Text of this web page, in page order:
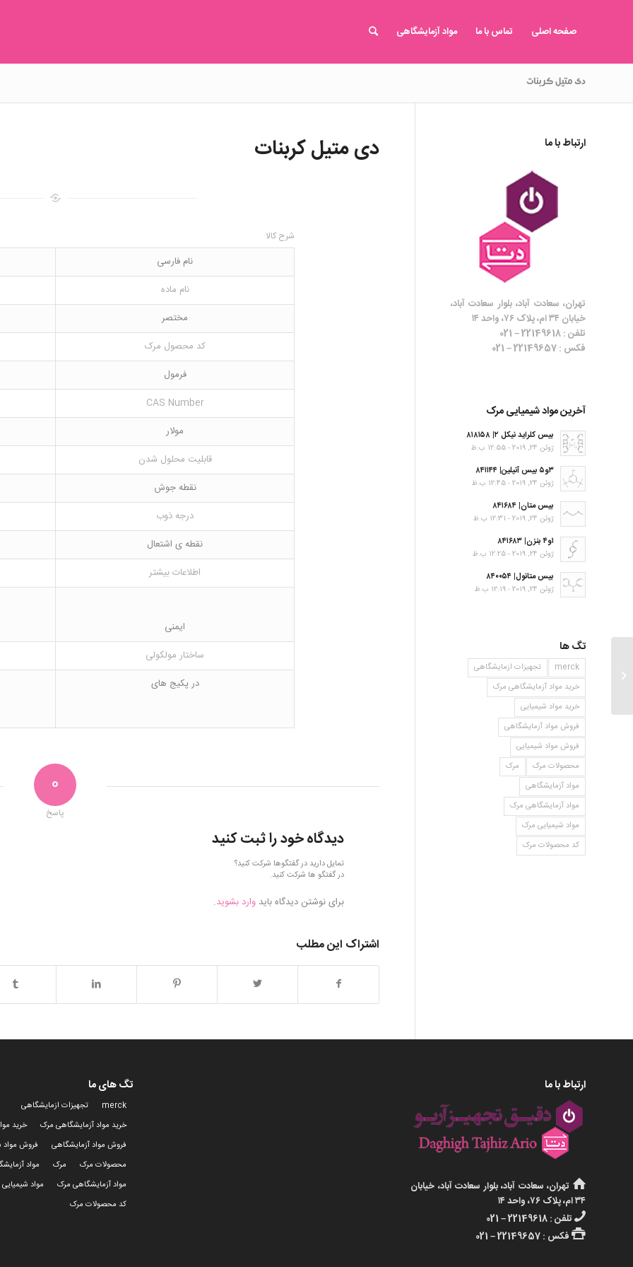
صفحه اصلی تماس با ما مواد آزمایشگاهی
دی متیل کربنات
دی متیل کربنات
شرح کالا
نام فارسی
نام ماده
مختصر
کد محصول مرک
فرمول
CAS Number
مولار
قابلیت محلول شدن
نقطه جوش
درجه ذوب
نقطه ی اشتعال
اطلاعات بیشتر
ایمنی
ساختار مولکولی
در پکیج های
0
پاسخ
دیدگاه خود را ثبت کنید
تمایل دارید در گفتگوها شرکت کنید؟
در گفتگو ها شرکت کنید.
برای نوشتن دیدگاه باید وارد بشوید.
اشتراک این مطلب
ارتباط با ما
تهران، سعادت آباد، بلوار سعادت آباد،
خیابان ۳۴ ام، پلاک ۷۶، واحد ۱۴
تلفن : 22149618 – 021
فکس : 22149657 – 021
آخرین مواد شیمیایی مرک
بیس کلراید نیکل ۲| ۸۱۸۱۵۸
ژوئن 24, 2019 - 12:55 ب.ظ
۳و۵ بیس آنیلین| ۸۴۱۱۴۴
ژوئن 24, 2019 - 12:45 ب.ظ
بیس متان| ۸۴۱۶۸۴
ژوئن 24, 2019 - 12:31 ب.ظ
۱و۴ بنزن| ۸۴۱۶۸۳
ژوئن 24, 2019 - 12:25 ب.ظ
بیس متانول| ۸۴۰۰۵۴
ژوئن 24, 2019 - 12:19 ب.ظ
تگ ها
merck
تجهیزات ازمایشگاهی
خرید مواد آزمایشگاهی مرک
خرید مواد شیمیایی
فروش مواد آزمایشگاهی
فروش مواد شیمیایی
محصولات مرک
مرک
مواد آزمایشگاهی
مواد آزمایشگاهی مرک
مواد شیمیایی مرک
کد محصولات مرک
ارتباط با ما
تهران، سعادت آباد، بلوار سعادت آباد، خیابان
۳۴ ام، پلاک ۷۶، واحد ۱۴
تلفن : 22149618 – 021
فکس : 22149657 – 021
تگ های ما
merck
تجهیزات ازمایشگاهی
خرید مواد آزمایشگاهی مرک
خرید
فروش مواد آزمایشگاهی
فروش مواد
محصولات مرک
مرک
مواد
مواد آزمایشگاهی مرک
مواد
کد محصولات مرک